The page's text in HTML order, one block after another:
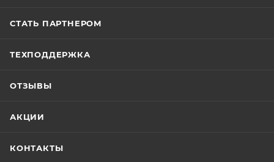
СТАТЬ ПАРТНЕРОМ
ТЕХПОДДЕРЖКА
ОТЗЫВЫ
АКЦИИ
КОНТАКТЫ